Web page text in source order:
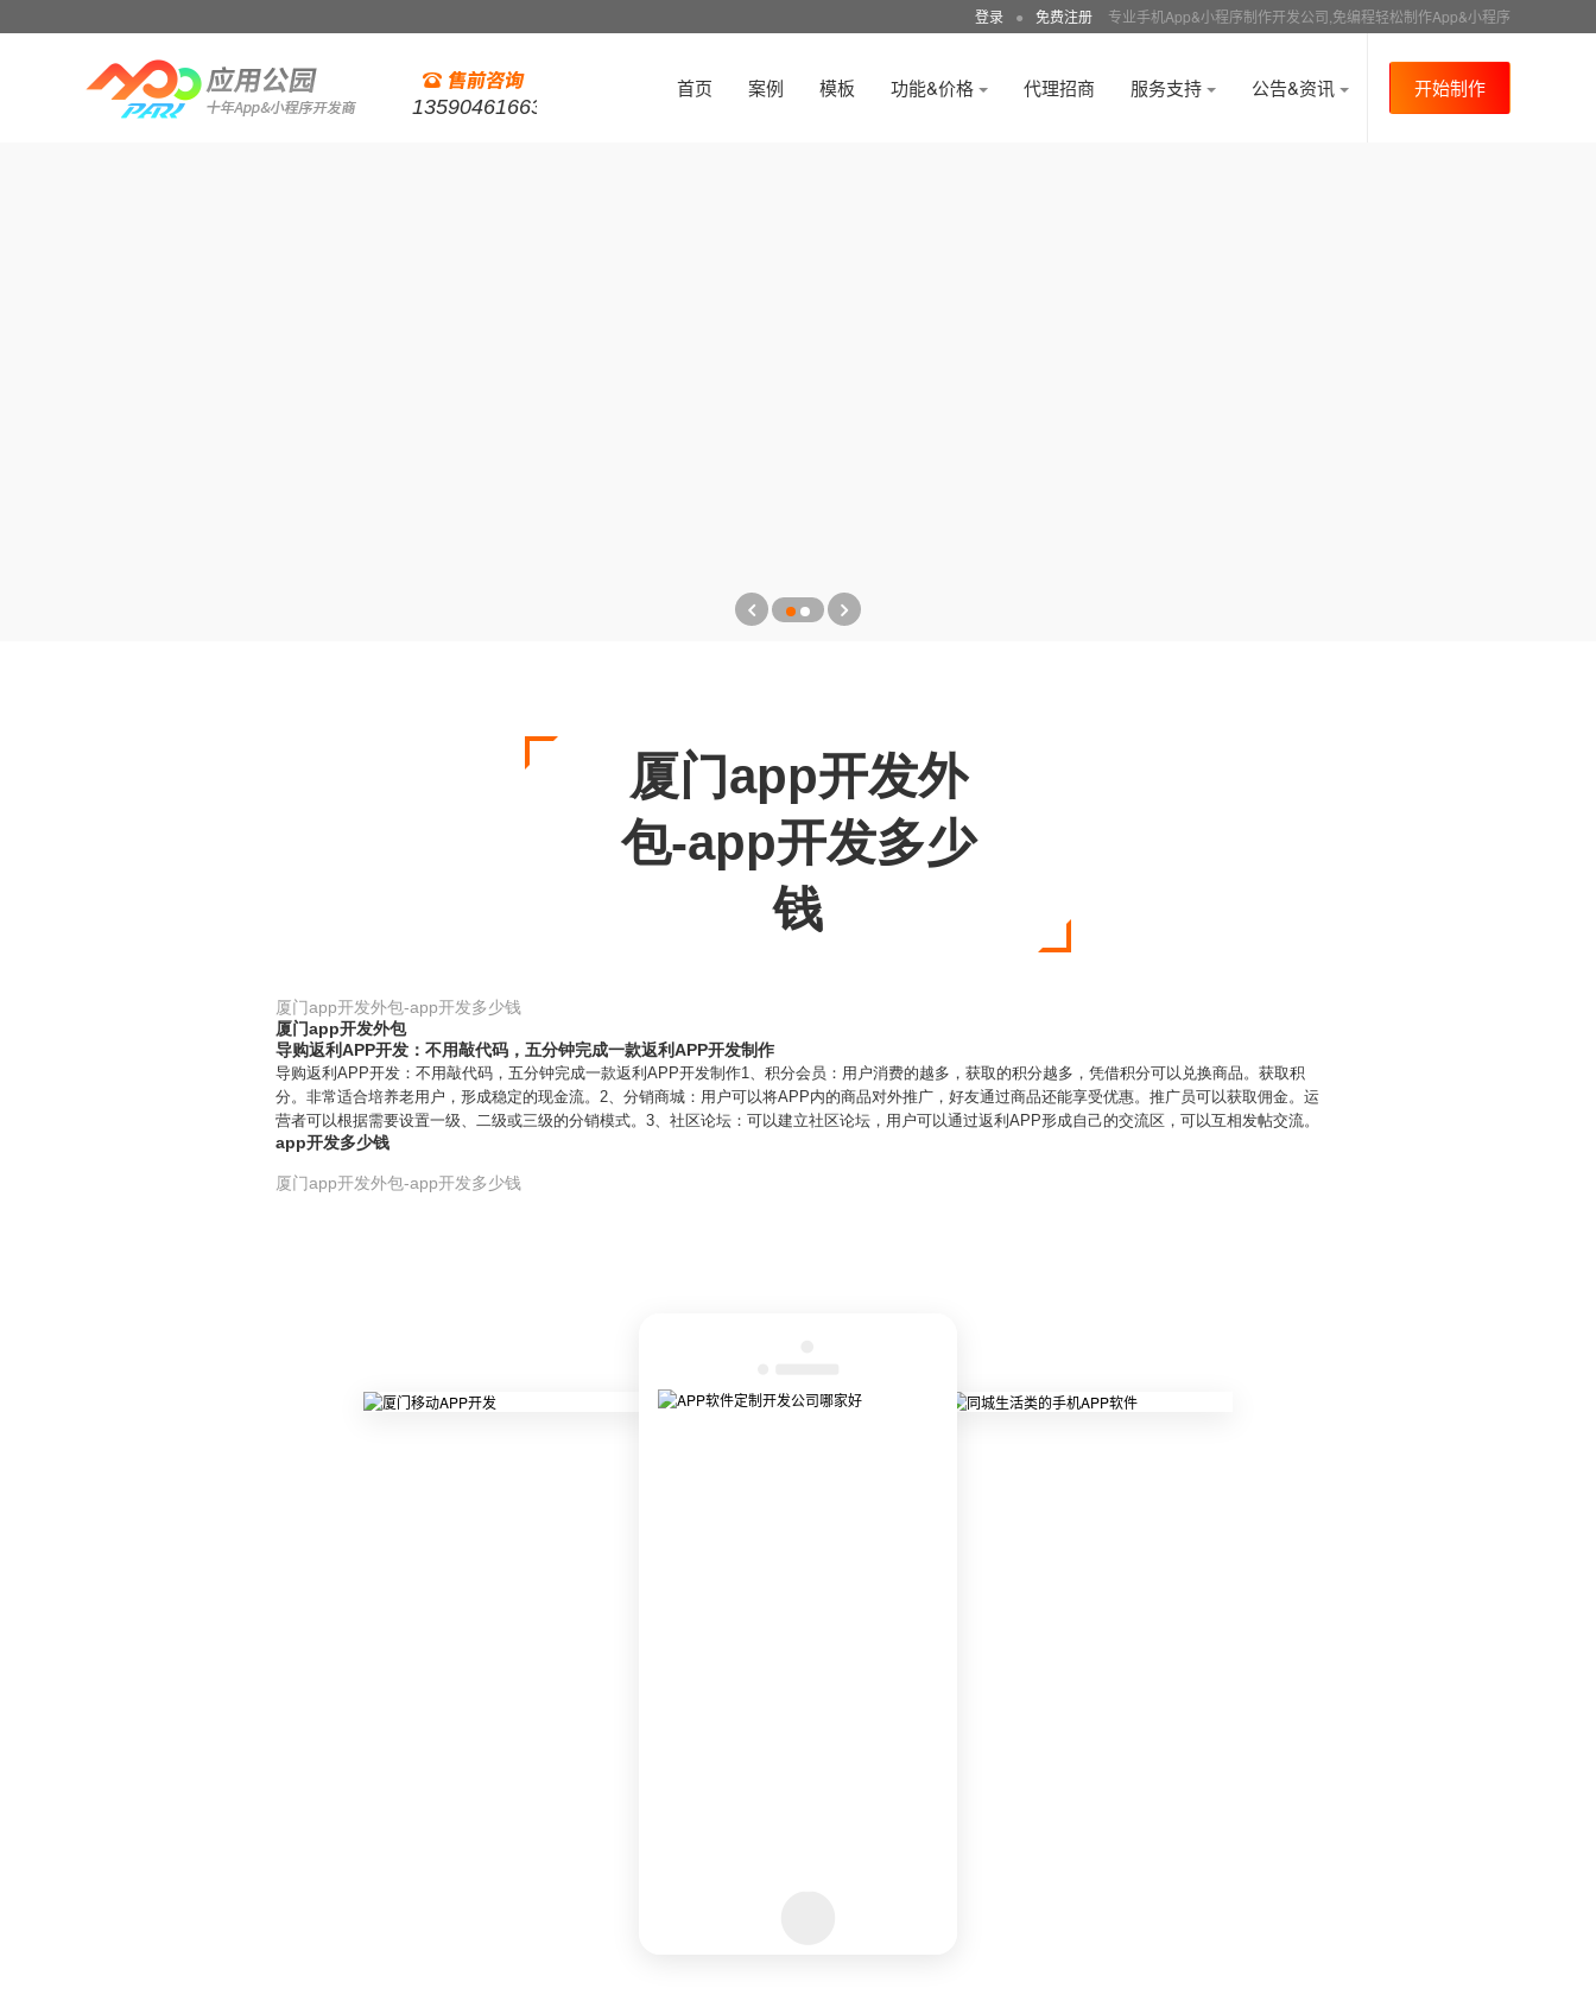
登录 ● 免费注册 专业手机App&小程序制作开发公司,免编程轻松制作App&小程序
13590461663
首页 案例 模板 功能&价格 代理招商 服务支持 公告&资讯 开始制作
厦门app开发外
包-app开发多少
钱
厦门app开发外包-app开发多少钱
厦门app开发外包
导购返利APP开发：不用敲代码，五分钟完成一款返利APP开发制作
导购返利APP开发：不用敲代码，五分钟完成一款返利APP开发制作1、积分会员：用户消费的越多，获取的积分越多，凭借积分可以兑换商品。获取积
分。非常适合培养老用户，形成稳定的现金流。2、分销商城：用户可以将APP内的商品对外推广，好友通过商品还能享受优惠。推广员可以获取佣金。运
营者可以根据需要设置一级、二级或三级的分销模式。3、社区论坛：可以建立社区论坛，用户可以通过返利APP形成自己的交流区，可以互相发帖交流。
app开发多少钱
厦门app开发外包-app开发多少钱